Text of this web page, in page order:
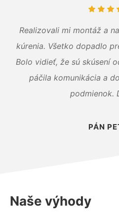
Realizovali mi montáž a
kúrenia. Všetko dopadlo
Bolo vidieť, že sú skúsení
páčila komunikácia a
podmienok.
PÁN
Naše výhody